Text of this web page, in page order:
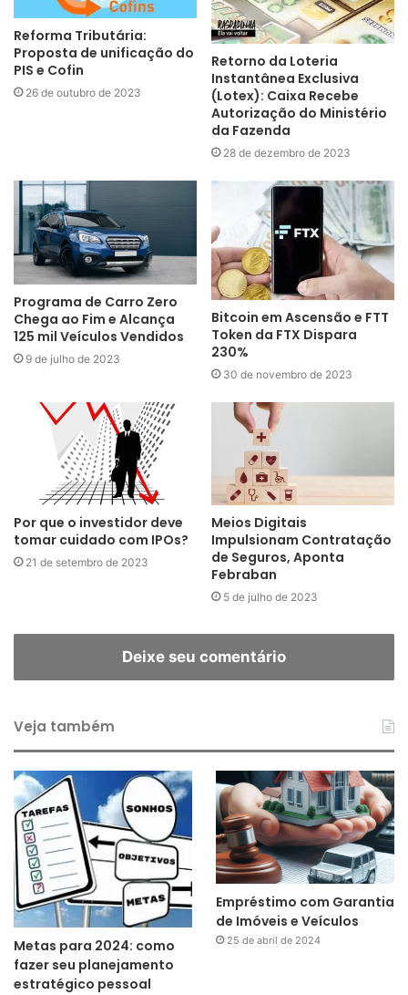
Reforma Tributária:
Proposta de unificação do
PIS e Cofin
26 de outubro de 2023
Retorno da Loteria
Instantânea Exclusiva
(Lotex): Caixa Recebe
Autorização do Ministério
da Fazenda
28 de dezembro de 2023
Programa de Carro Zero
Chega ao Fim e Alcança
125 mil Veículos Vendidos
9 de julho de 2023
Bitcoin em Ascensão e FTT
Token da FTX Dispara
230%
30 de novembro de 2023
Por que o investidor deve
tomar cuidado com IPOs?
21 de setembro de 2023
Meios Digitais
Impulsionam Contratação
de Seguros, Aponta
Febraban
5 de julho de 2023
Deixe seu comentário
Veja também
Metas para 2024: como
fazer seu planejamento
estratégico pessoal
Empréstimo com Garantia
de Imóveis e Veículos
25 de abril de 2024